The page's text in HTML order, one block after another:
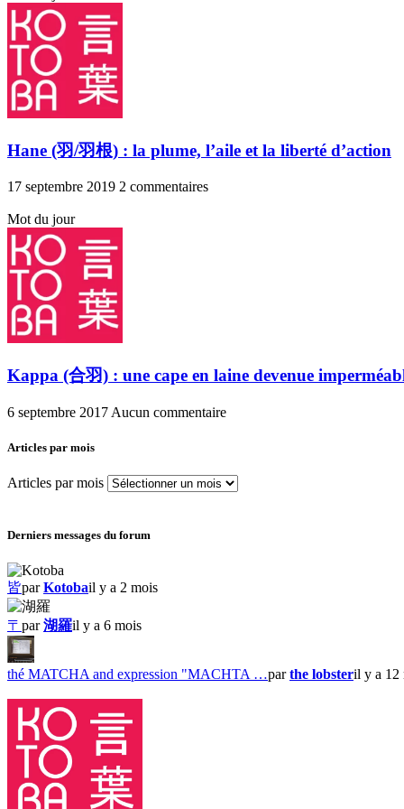
Hane (羽/羽根) : la plume, l’aile et la liberté d’action
17 septembre 2019 2 commentaires
Mot du jour
Kappa (合羽) : une cape en laine devenue
6 septembre 2017 Aucun commentaire
Articles par mois
Articles par mois
Derniers messages du forum
皆parKotobail y a 2 mois
〒 par湖羅il y a 6 mois
thé MATCHA and expression "MACHTA …parthe lobsteril y a 12